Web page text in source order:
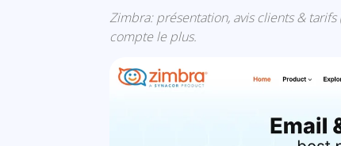
Zimbra: présentation, avis clients &
compte le plus.